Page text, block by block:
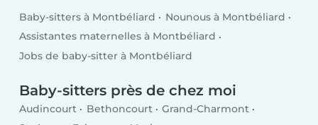
Baby-sitters à Montbéliard
Nounous à Montbéliard
Assistantes maternelles à Montbéliard
Jobs de baby-sitter à Montbéliard
Baby-sitters près de chez moi
Audincourt Bethoncourt
Grand-Charmont